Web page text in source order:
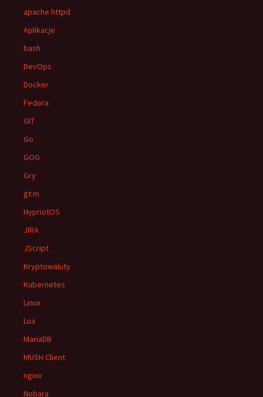
apache httpd
Aplikacje
bash
DevOps
Docker
Fedora
GIT
Go
GOG
Gry
gt.m
HypriotOS
JIRA
JScript
Kryptowaluty
Kubernetes
Linux
Lua
MariaDB
MUSH Client
nginx
Nobara